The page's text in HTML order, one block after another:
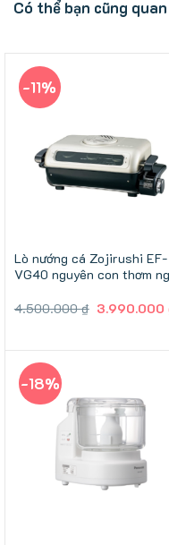
Có thể bạn cũng
-11%
Lò nướng cá Zojirushi EF-
VG40 nguyên con thơm
4.500.000₫ Giá
3.990.000
-18%